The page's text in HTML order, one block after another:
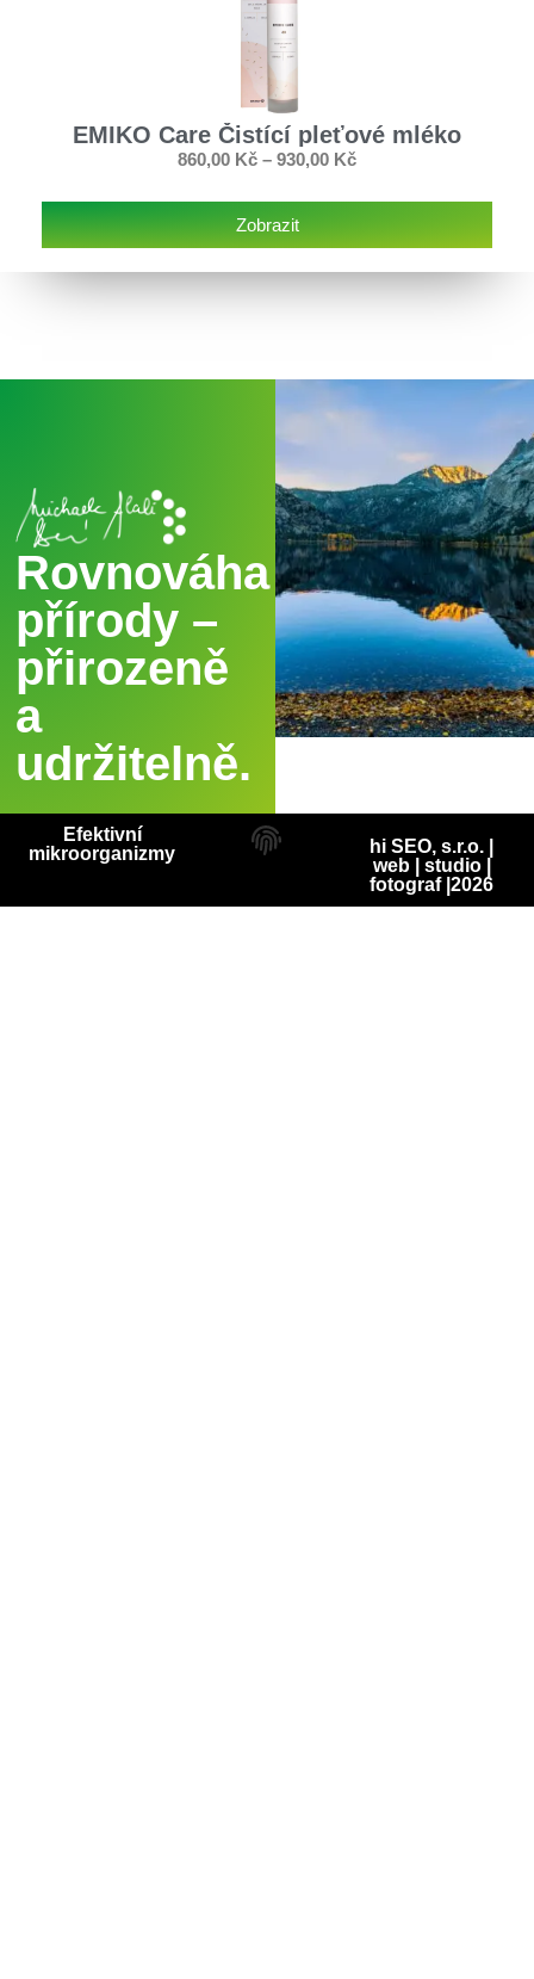
EMIKO Care Čistící pleťové mléko
860,00 Kč – 930,00 Kč
Zobrazit
Rovnováha
přírody –
přirozeně
a
udržitelně.
hi SEO, s.r.o. |
web| studio|
fotograf|2026
Efektivní
mikroorganizmy